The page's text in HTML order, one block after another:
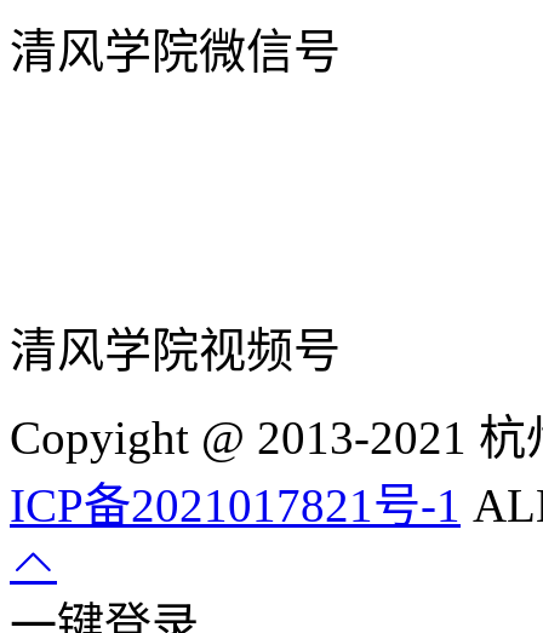
清风学院微信号
清风学院视频号
Copyight @ 2013-2021
ICP备2021017821号-1